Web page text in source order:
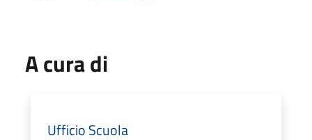
A cura di
Ufficio Scuola